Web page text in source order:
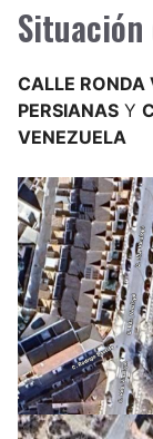
CALLE RONDA
PERSIANAS Y
VENEZUELA